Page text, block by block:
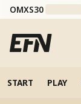
OMXS30
START PLAY